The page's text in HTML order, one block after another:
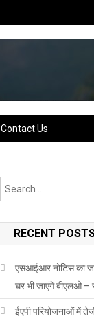
Contact Us
RECENT
एसआईआर नोटिस का
घर भी जाएंगे बीएलओ –
ईएपी परियोजनाओं में